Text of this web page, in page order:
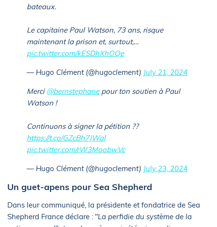
bateaux.
Le capitaine Paul Watson, 73 ans, risque
maintenant la prison et, surtout,…
pic.twitter.com/kESDhXhOQe
— Hugo Clément (@hugoclement) July 21, 2024
Merci @bernstephanepour ton soutien à Paul
Watson !
Continuons à signer la pétition ??
https://t.co/GZcBh7JWal
pic.twitter.com/rW3MoobwVc
— Hugo Clément (@hugoclement) July 23, 2024
Un guet-apens pour Sea Shepherd
Dans leur communiqué, la présidente et fondatrice de Sea
Shepherd France déclare : "La perfidie du système de la